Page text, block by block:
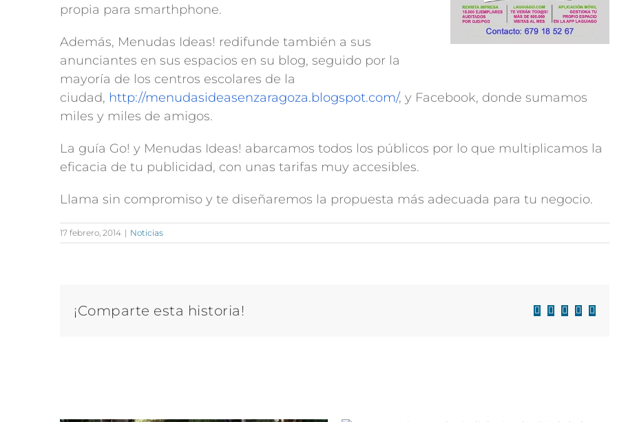
propia para smarthphone.
Además, Menudas Ideas! redifunde también a sus
anunciantes en sus espacios en su blog, seguido por la
mayoría de los centros escolares de la
ciudad, http://menudasideasenzaragoza.blogspot.com/, y Facebook, donde sumamos
miles y miles de amigos.
La guía Go! y Menudas Ideas! abarcamos todos los públicos por lo que multiplicamos la
eficacia de tu publicidad, con unas tarifas muy accesibles.
Llama sin compromiso y te diseñaremos la propuesta más adecuada para tu negocio.
17 febrero, 2014 | Noticias
¡Comparte esta historia! Facebook
X LinkedIn
WhatsApp
Correo